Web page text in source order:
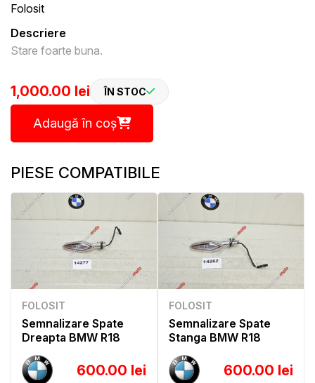
Folosit
Descriere
Stare foarte buna.
1,000.00 lei ÎN STOC
Adaugă în coș
PIESE COMPATIBILE
FOLOSIT
Semnalizare Spate
Dreapta BMW R18
600.00 lei
FOLOSIT
Semnalizare Spate
Stanga BMW R18
600.00 lei